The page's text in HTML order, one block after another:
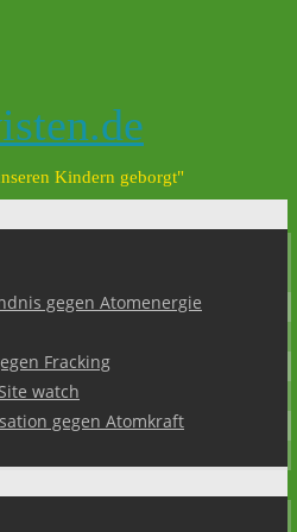
Kindern geborgt"
gegen Atomenergie
Fracking
watch
gegen Atomkraft